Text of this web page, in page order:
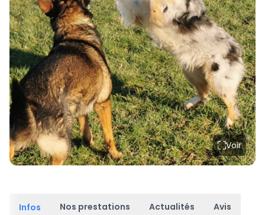
Voir
Infos Nos prestations Actualités Avis